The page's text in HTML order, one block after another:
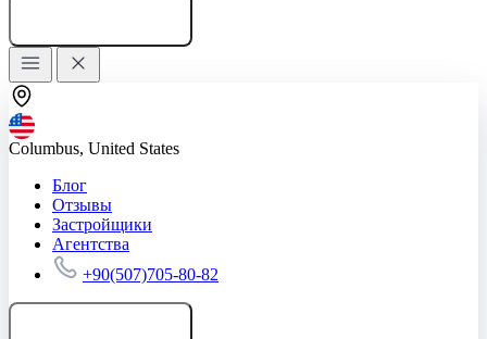
Columbus, United States
Блог
Отзывы
Застройщики
Агентства
+90(507)705-80-82